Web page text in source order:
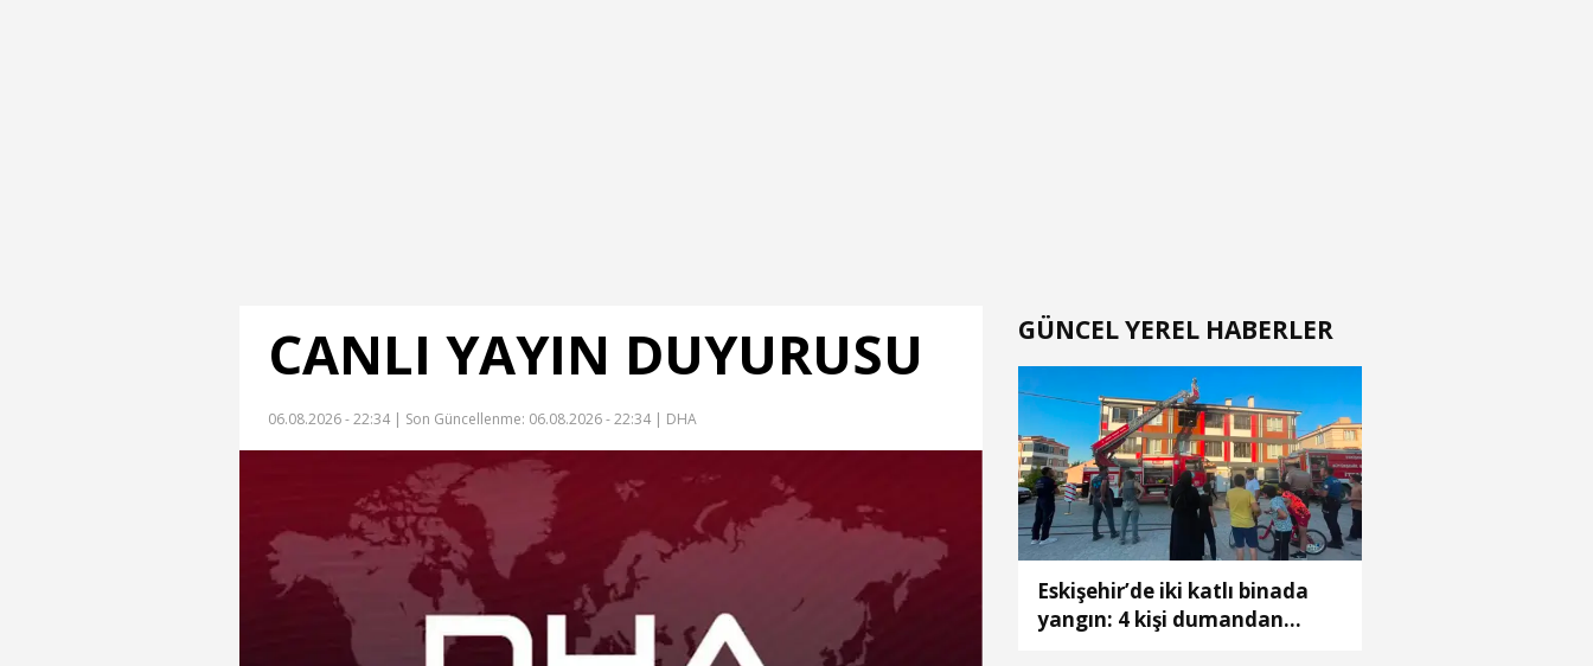
CANLI YAYIN DUYURUSU
06.08.2026 - 22:34 | Son Güncellenme: 06.08.2026 - 22:34 | DHA
GÜNCEL YEREL HABERLER
Eskişehir’de iki katlı binada
yangın: 4 kişi dumandan